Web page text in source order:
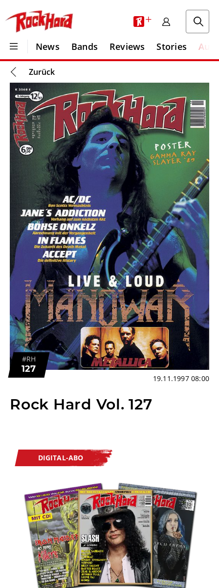
+
News Bands Reviews Stories
Zurück
#RH
127
19.11.1997 08:00
Rock Hard Vol. 127
DIGITAL-ABO